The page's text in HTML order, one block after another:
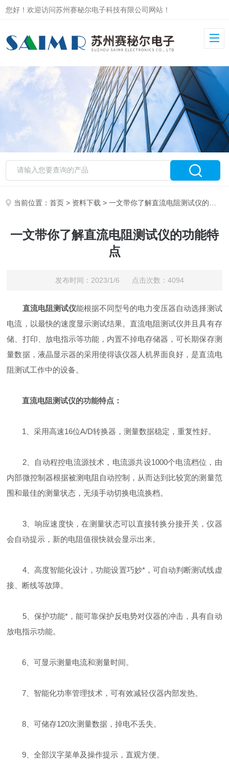
您好！欢迎访问苏州赛秘尔电子科技有限公司网站！
当前位置：首页 > 资料下载 > 一文带你了解直流电阻测试仪的功能特点
一文带你了解直流电阻测试仪的功能特
点
发布时间：2023/1/6 点击次数：4094
直流电阻测试仪能根据不同型号的电力变压器自动选择测试
电流，以最快的速度显示测试结果。直流电阻测试仪并且具有存
储、打印、放电指示等功能，内置不掉电存储器，可长期保存测
量数据，液晶显示器的采用使得该仪器人机界面良好，是直流电
阻测试工作中的设备。
直流电阻测试仪的功能特点：
1、采用高速16位A/D转换器，测量数据稳定，重复性好。
2、自动程控电流源技术，电流源共设1000个电流档位，由
内部微控制器根据被测电阻自动控制，从而达到比较宽的测量范
围和最佳的测量状态，无须手动切换电流换档。
3、响应速度快，在测量状态可以直接转换分接开关，仪器
会自动提示，新的电阻值很快就会显示出来。
4、高度智能化设计，功能设置巧妙*，可自动判断测试线虚
接、断线等故障。
5、保护功能*，能可靠保护反电势对仪器的冲击，具有自动
放电指示功能。
6、可显示测量电流和测量时间。
7、智能化功率管理技术，可有效减轻仪器内部发热。
8、可储存120次测量数据，掉电不丢失。
9、全部汉字菜单及操作提示，直观方便。